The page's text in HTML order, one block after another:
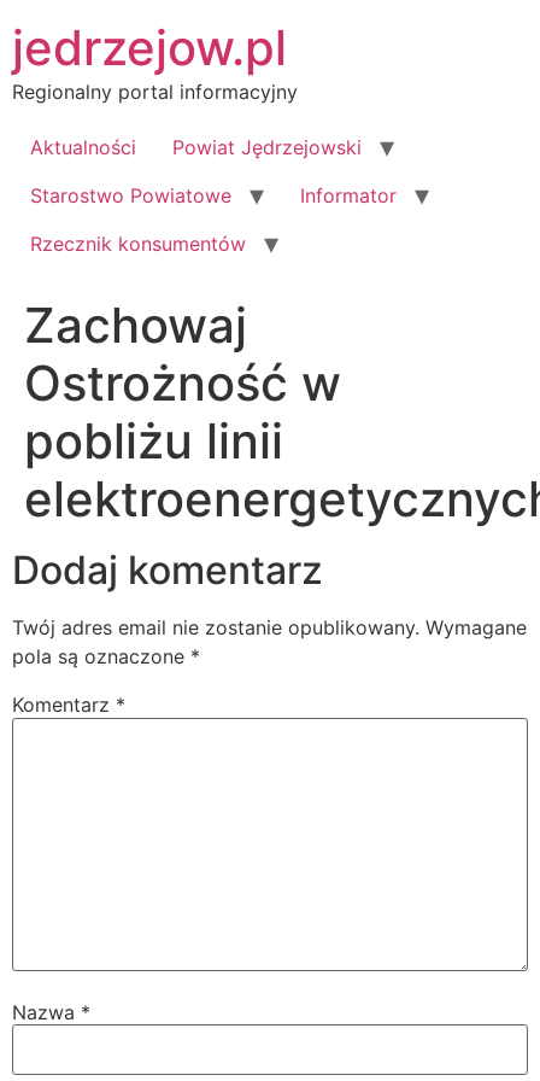
do
treści
jedrzejow.pl
Regionalny portal informacyjny
Aktualności
Powiat Jędrzejowski
Starostwo Powiatowe
Informator
Rzecznik konsumentów
Zachowaj
Ostrożność w
pobliżu linii
Dodaj komentarz
Twój adres email nie zostanie opublikowany. Wymagane
pola są oznaczone *
Komentarz *
Nazwa *